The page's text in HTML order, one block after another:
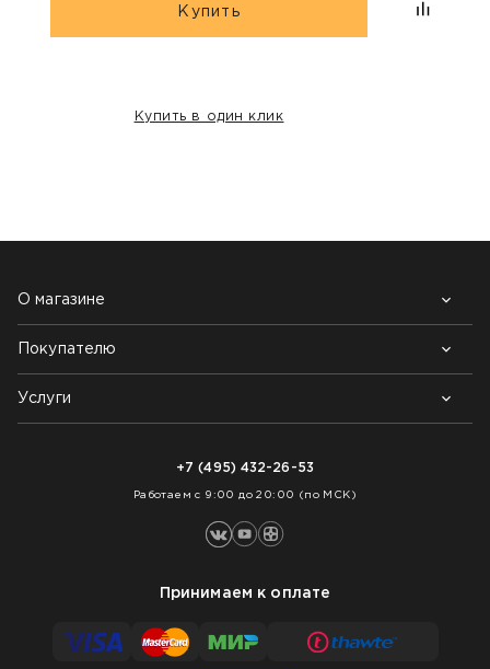
Купить
Купить в один клик
О магазине
Почему выбирают нас
Контакты
Блог
Покупателю
Возврат товара
Как заказать
Услуги
+7 (495) 432-26-53
Работаем с 9:00 до 20:00 (по МСК)
Принимаем к оплате